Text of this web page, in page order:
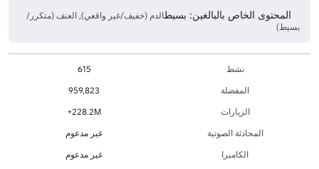
المحتوى الخاص بالبالغين: بسيطالدم (خفيف/غير واقعي), العنف (متكرر/
بسيط)
نشط
615
المفضلة
959,823
الزيارات
228.2M+
المحادثة الصوتية
غير مدعوم
الكاميرا
غير مدعوم